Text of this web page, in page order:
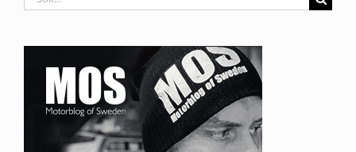
efter: